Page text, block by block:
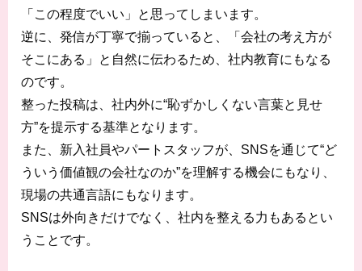
「この程度でいい」と思ってしまいます。
逆に、発信が丁寧で揃っていると、「会社の考え方が
そこにある」と自然に伝わるため、社内教育にもなる
のです。
整った投稿は、社内外に“恥ずかしくない言葉と見せ
方”を提示する基準となります。
また、新入社員やパートスタッフが、SNSを通じて“ど
ういう価値観の会社なのか”を理解する機会にもなり、
現場の共通言語にもなります。
SNSは外向きだけでなく、社内を整える力もあるとい
うことです。